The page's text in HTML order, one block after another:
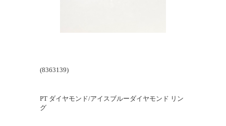
(8363139)
PT ダイヤモンド/アイスブルーダイヤモンド リン
グ